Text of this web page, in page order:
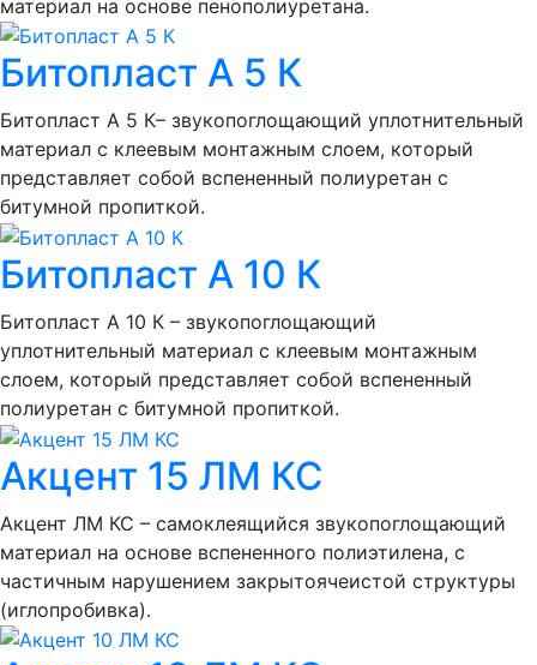
материал на основе пенополиуретана.
Битопласт А 5 К
Битопласт А 5 К– звукопоглощающий уплотнительный
материал с клеевым монтажным слоем, который
представляет собой вспененный полиуретан с
битумной пропиткой.
Битопласт А 10 К
Битопласт А 10 К – звукопоглощающий
уплотнительный материал с клеевым монтажным
слоем, который представляет собой вспененный
полиуретан с битумной пропиткой.
Акцент 15 ЛМ КС
Акцент ЛМ КС – самоклеящийся звукопоглощающий
материал на основе вспененного полиэтилена, с
частичным нарушением закрытоячеистой структуры
(иглопробивка).